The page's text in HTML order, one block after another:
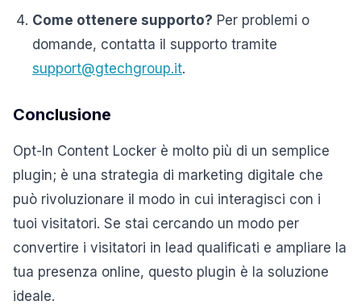
Come ottenere supporto? Per problemi o
domande, contatta il supporto tramite
support@gtechgroup.it.
Conclusione
Opt-In Content Locker è molto più di un semplice
plugin; è una strategia di marketing digitale che
può rivoluzionare il modo in cui interagisci con i
tuoi visitatori. Se stai cercando un modo per
convertire i visitatori in lead qualificati e ampliare la
tua presenza online, questo plugin è la soluzione
ideale.